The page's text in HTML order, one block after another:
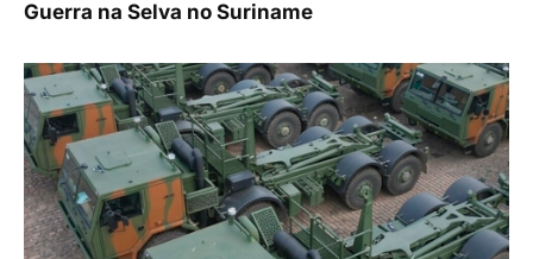
Guerra na Selva no Suriname